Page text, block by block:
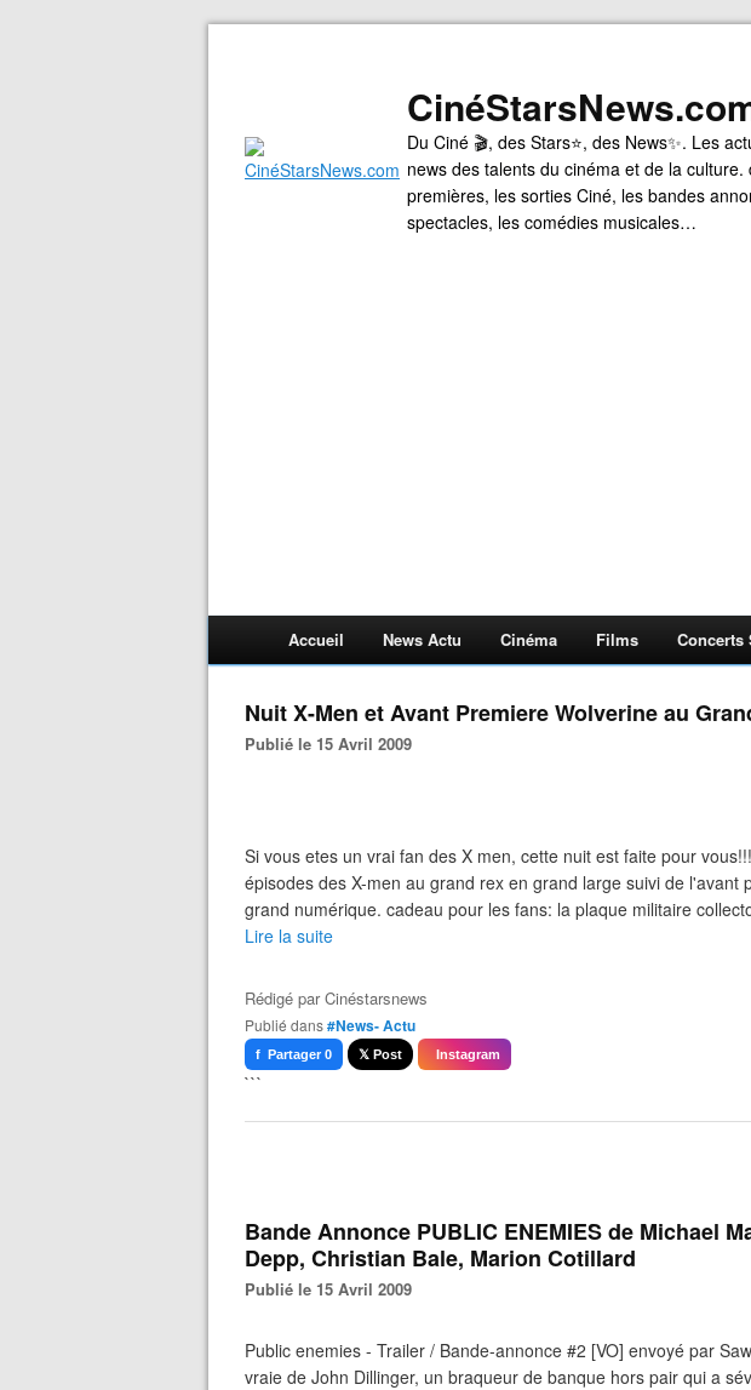
Du Ciné 🎬, des Stars⭐, des News✨. Les
news des talents du cinéma et de la
premières, les sorties Ciné, les bandes
spectacles, les comédies musicales…
Accueil News Actu Cinéma Films Concerts
Nuit X-Men et Avant Premiere Wolverine au
Publié le 15 Avril 2009
Si vous etes un vrai fan des X men, cette nuit est faite pour
épisodes des X-men au grand rex en grand large suivi de l'avant
grand numérique. cadeau pour les fans: la plaque militaire
Lire la suite
Rédigé parCinéstarsnews
Publié dans#News- Actu
f Partager 0 𝕏 Post Instagram
```
Bande Annonce PUBLIC ENEMIES de Michael
Depp, Christian Bale, Marion Cotillard
Publié le 15 Avril 2009
Public enemies - Trailer / Bande-annonce #2 [VO] envoyé par
vraie de John Dillinger, un braqueur de banque hors pair qui a